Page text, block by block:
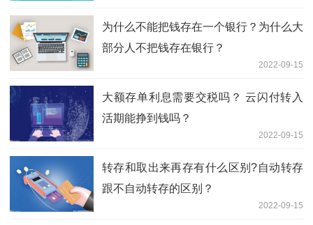
为什么不能把钱存在一个银行？为什么大
部分人不把钱存在银行？
2022-09-15
大额存单利息需要交税吗？ 云闪付转入
活期能挣到钱吗？
2022-09-15
转存和取出来再存有什么区别?自动转存
跟不自动转存的区别？
2022-09-15